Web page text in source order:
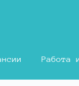
Работа